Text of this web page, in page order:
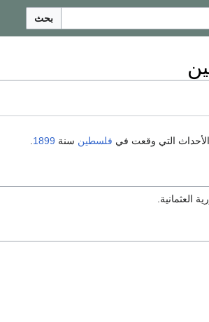
بحث
الأحداث التي وقعت في فلسطين سنة 1899
العثمانية.